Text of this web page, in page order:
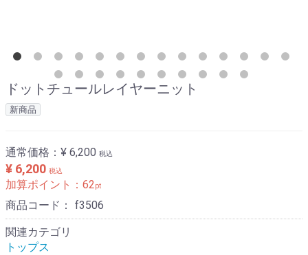
ドットチュールレイヤーニット
新商品
通常価格： ¥ 6,200 税込
¥ 6,200 税込
加算ポイント： 62pt
商品コード： f3506
関連カテゴリ
トップス